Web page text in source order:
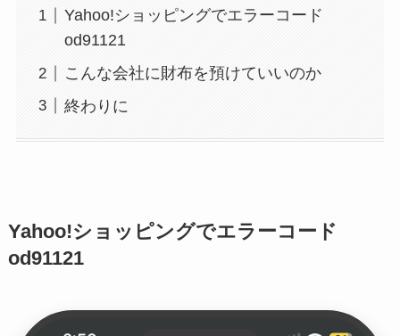
Yahoo!ショッピングでエラーコード
od91121
こんな会社に財布を預けていいのか
終わりに
Yahoo!ショッピングでエラーコード
od91121